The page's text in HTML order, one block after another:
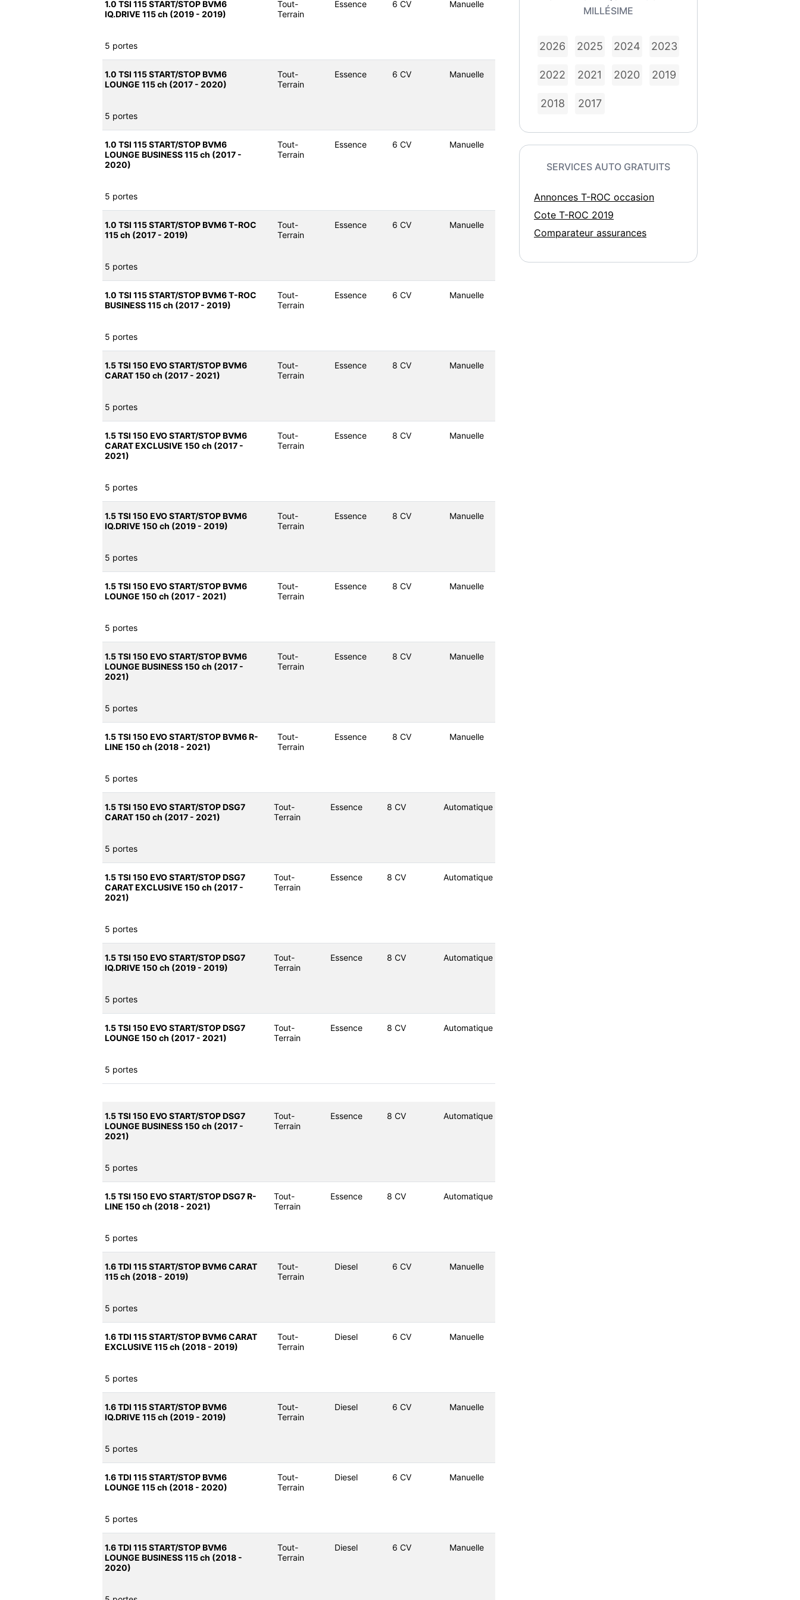
1.0 TSI 115 START/STOP BVM6
IQ.DRIVE 115 ch (2019 - 2019)
Tout-
Terrain
Essence 6 CV Manuelle
5 portes
1.0 TSI 115 START/STOP BVM6
LOUNGE 115 ch (2017 - 2020)
Tout-
Terrain
Essence 6 CV Manuelle
5 portes
1.0 TSI 115 START/STOP BVM6
LOUNGE BUSINESS 115 ch (2017 -
2020)
Tout-
Terrain
Essence 6 CV Manuelle
5 portes
1.0 TSI 115 START/STOP BVM6 T-ROC
115 ch (2017 - 2019)
Tout-
Terrain
Essence 6 CV Manuelle
5 portes
1.0 TSI 115 START/STOP BVM6 T-ROC
BUSINESS 115 ch (2017 - 2019)
Tout-
Terrain
Essence 6 CV Manuelle
5 portes
1.5 TSI 150 EVO START/STOP BVM6
CARAT 150 ch (2017 - 2021)
Tout-
Terrain
Essence 8 CV Manuelle
5 portes
1.5 TSI 150 EVO START/STOP BVM6
CARAT EXCLUSIVE 150 ch (2017 -
2021)
Tout-
Terrain
Essence 8 CV Manuelle
5 portes
1.5 TSI 150 EVO START/STOP BVM6
IQ.DRIVE 150 ch (2019 - 2019)
Tout-
Terrain
Essence 8 CV Manuelle
5 portes
1.5 TSI 150 EVO START/STOP BVM6
LOUNGE 150 ch (2017 - 2021)
Tout-
Terrain
Essence 8 CV Manuelle
5 portes
1.5 TSI 150 EVO START/STOP BVM6
LOUNGE BUSINESS 150 ch (2017 -
2021)
Tout-
Terrain
Essence 8 CV Manuelle
5 portes
1.5 TSI 150 EVO START/STOP BVM6 R-
LINE 150 ch (2018 - 2021)
Tout-
Terrain
Essence 8 CV Manuelle
5 portes
1.5 TSI 150 EVO START/STOP DSG7
CARAT 150 ch (2017 - 2021)
Tout-
Terrain
Essence 8 CV Automatique
5 portes
1.5 TSI 150 EVO START/STOP DSG7
CARAT EXCLUSIVE 150 ch (2017 -
2021)
Tout-
Terrain
Essence 8 CV Automatique
5 portes
1.5 TSI 150 EVO START/STOP DSG7
IQ.DRIVE 150 ch (2019 - 2019)
Tout-
Terrain
Essence 8 CV Automatique
5 portes
1.5 TSI 150 EVO START/STOP DSG7
LOUNGE 150 ch (2017 - 2021)
Tout-
Terrain
Essence 8 CV Automatique
5 portes
1.5 TSI 150 EVO START/STOP DSG7
LOUNGE BUSINESS 150 ch (2017 -
2021)
Tout-
Terrain
Essence 8 CV Automatique
5 portes
1.5 TSI 150 EVO START/STOP DSG7 R-
LINE 150 ch (2018 - 2021)
Tout-
Terrain
Essence 8 CV Automatique
5 portes
1.6 TDI 115 START/STOP BVM6 CARAT
115 ch (2018 - 2019)
Tout-
Terrain
Diesel 6 CV Manuelle
5 portes
1.6 TDI 115 START/STOP BVM6 CARAT
EXCLUSIVE 115 ch (2018 - 2019)
Tout-
Terrain
Diesel 6 CV Manuelle
5 portes
1.6 TDI 115 START/STOP BVM6
IQ.DRIVE 115 ch (2019 - 2019)
Tout-
Terrain
Diesel 6 CV Manuelle
5 portes
1.6 TDI 115 START/STOP BVM6
LOUNGE 115 ch (2018 - 2020)
Tout-
Terrain
Diesel 6 CV Manuelle
5 portes
1.6 TDI 115 START/STOP BVM6
LOUNGE BUSINESS 115 ch (2018 -
2020)
Tout-
Terrain
Diesel 6 CV Manuelle
MILLÉSIME
2026 2025 2024 2023
2022 2021 2020 2019
2018 2017
SERVICES AUTO GRATUITS
Annonces T-ROC occasion
Cote T-ROC 2019
Comparateur assurances